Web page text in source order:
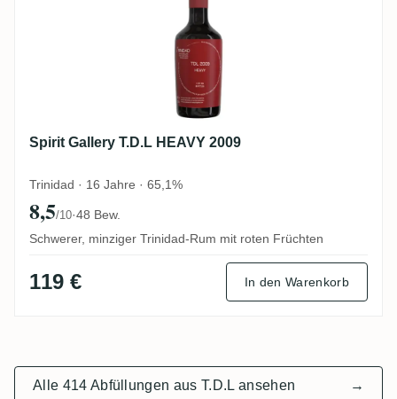
Spirit Gallery T.D.L HEAVY 2009
Trinidad · 16 Jahre · 65,1%
8,5/10·48 Bew.
Schwerer, minziger Trinidad-Rum mit roten Früchten
119 € In den Warenkorb
Alle 414 Abfüllungen aus T.D.L ansehen →